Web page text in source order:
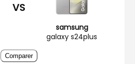
VS
samsung
galaxy s24plus
Comparer